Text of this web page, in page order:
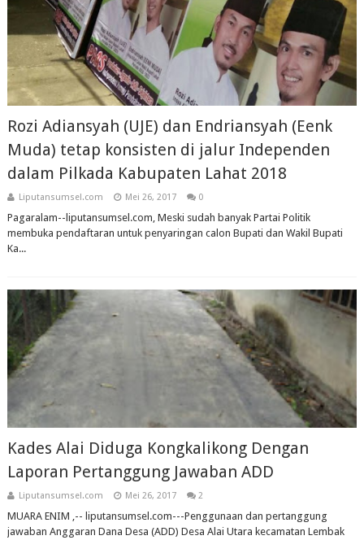
Rozi Adiansyah (UJE) dan Endriansyah (Eenk
Muda) tetap konsisten di jalur Independen
dalam Pilkada Kabupaten Lahat 2018
Liputansumsel.com Mei 26, 2017 0
Pagaralam--liputansumsel.com, Meski sudah banyak Partai Politik
membuka pendaftaran untuk penyaringan calon Bupati dan Wakil Bupati
Ka...
Kades Alai Diduga Kongkalikong Dengan
Laporan Pertanggung Jawaban ADD
Liputansumsel.com Mei 26, 2017 2
MUARA ENIM ,-- liputansumsel.com---Penggunaan dan pertanggung
jawaban Anggaran Dana Desa (ADD) Desa Alai Utara kecamatan Lembak